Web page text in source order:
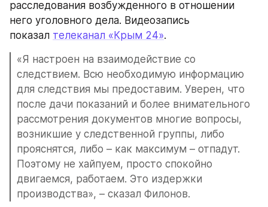
расследования возбужденного в отношении
него уголовного дела. Видеозапись
показал телеканал «Крым 24».
«Я настроен на взаимодействие со
следствием. Всю необходимую информацию
для следствия мы предоставим. Уверен, что
после дачи показаний и более внимательного
рассмотрения документов многие вопросы,
возникшие у следственной группы, либо
прояснятся, либо – как максимум – отпадут.
Поэтому не хайпуем, просто спокойно
двигаемся, работаем. Это издержки
производства», – сказал Филонов.